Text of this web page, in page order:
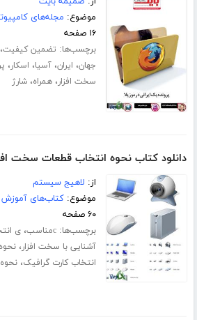
موضوع: مجله‌های
۱۶ صفحه
برچسب‌ها: تضمین کیفیت،
جهان، ایران،آسیا، اسکار،
سخت افزار،همراه،شارژ
دانلود کتاب نحوه انتخاب قطعات سخت
از: لاهیج سیستم
موضوع:کتاب‌های آموزش
۶۰ صفحه
برچسب‌ها:cمناسب ،ی
آشنایی با سخت افزار،
انتخاب کارت گرافیک،